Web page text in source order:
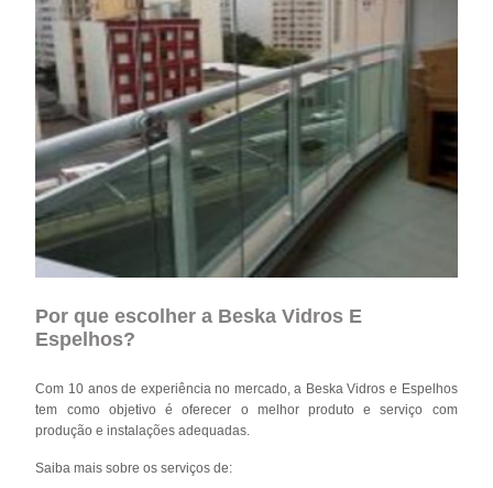
Por que escolher a Beska Vidros E
Espelhos?
Com 10 anos de experiência no mercado, a Beska Vidros e Espelhos
tem como objetivo é oferecer o melhor produto e serviço com
produção e instalações adequadas.
Saiba mais sobre os serviços de: